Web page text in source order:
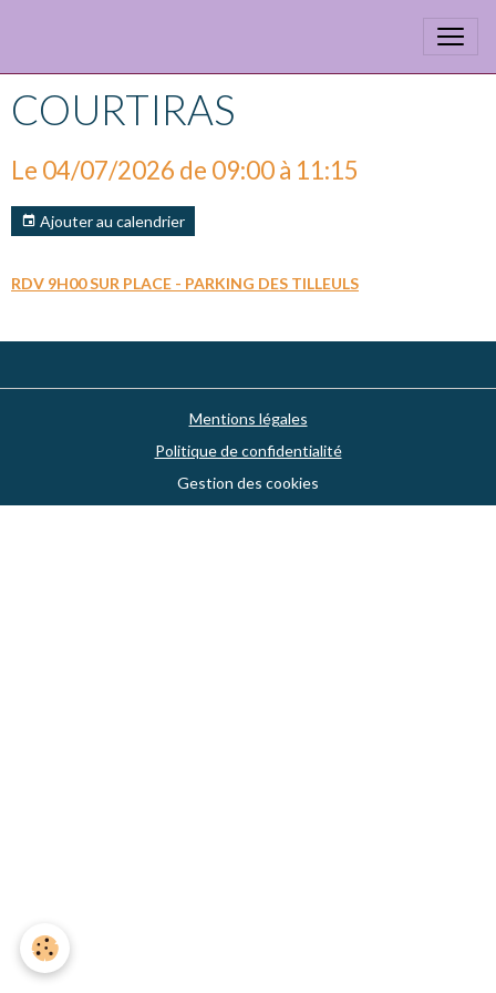
COURTIRAS
Le 04/07/2026 de 09:00à 11:15
Ajouter au calendrier
RDV 9H00 SUR PLACE - PARKING DES TILLEULS
Mentions légales
Politique de confidentialité
Gestion des cookies